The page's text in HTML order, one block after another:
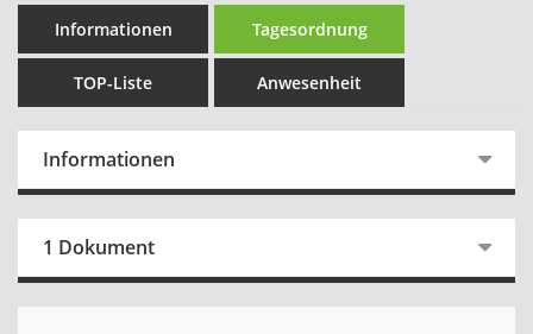
Informationen Tagesordnung
TOP-Liste Anwesenheit
Informationen
1 Dokument